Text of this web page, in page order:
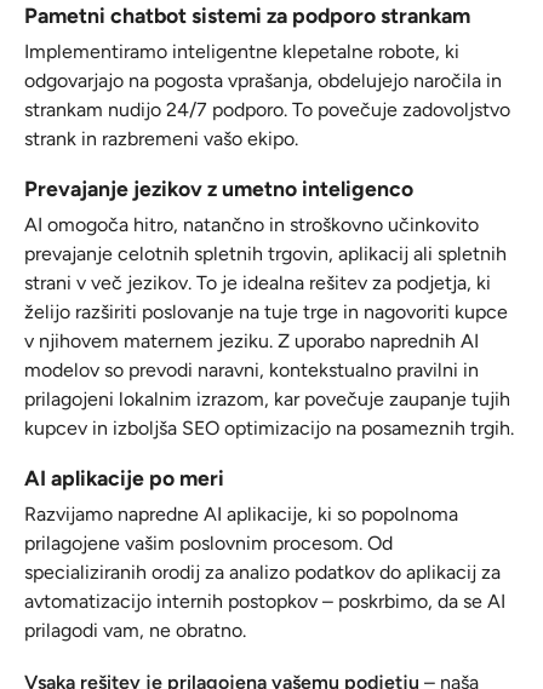
Pametni chatbot sistemi za podporo strankam
Implementiramo inteligentne klepetalne robote, ki
odgovarjajo na pogosta vprašanja, obdelujejo naročila in
strankam nudijo 24/7 podporo. To povečuje zadovoljstvo
strank in razbremeni vašo ekipo.
Prevajanje jezikov z umetno inteligenco
AI omogoča hitro, natančno in stroškovno učinkovito
prevajanje celotnih spletnih trgovin, aplikacij ali spletnih
strani v več jezikov. To je idealna rešitev za podjetja, ki
želijo razširiti poslovanje na tuje trge in nagovoriti kupce
v njihovem maternem jeziku. Z uporabo naprednih AI
modelov so prevodi naravni, kontekstualno pravilni in
prilagojeni lokalnim izrazom, kar povečuje zaupanje tujih
kupcev in izboljša SEO optimizacijo na posameznih trgih.
AI aplikacije po meri
Razvijamo napredne AI aplikacije, ki so popolnoma
prilagojene vašim poslovnim procesom. Od
specializiranih orodij za analizo podatkov do aplikacij za
avtomatizacijo internih postopkov – poskrbimo, da se AI
prilagodi vam, ne obratno.
Vsaka rešitev je prilagojena vašemu podjetju – naša